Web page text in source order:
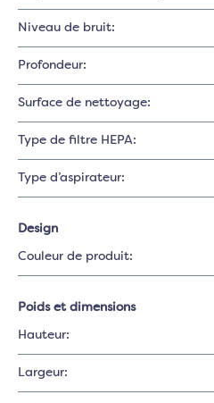
Niveau de bruit:
Profondeur:
Surface de nettoyage:
Type de filtre HEPA:
Type d’aspirateur:
Design
Couleur de produit:
Poids et dimensions
Hauteur:
Largeur: